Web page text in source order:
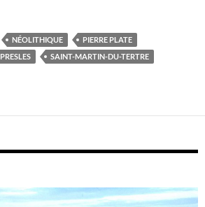
NÉOLITHIQUE
PIERRE PLATE
PRESLES
SAINT-MARTIN-DU-TERTRE